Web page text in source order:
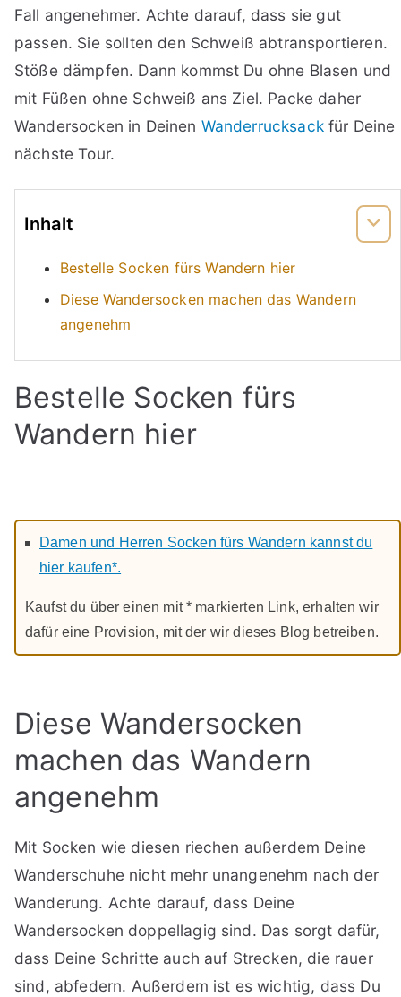
Fall angenehmer. Achte darauf, dass sie gut
passen. Sie sollten den Schweiß abtransportieren.
Stöße dämpfen. Dann kommst Du ohne Blasen und
mit Füßen ohne Schweiß ans Ziel. Packe daher
Wandersocken in Deinen Wanderrucksackfür Deine
nächste Tour.
Inhalt
Bestelle Socken fürs Wandern hier
Diese Wandersocken machen das Wandern
angenehm
Bestelle Socken fürs
Wandern hier
Damen und Herren Socken fürs Wandern kannst du
hier kaufen*.
Kaufst du über einen mit * markierten Link, erhalten wir
dafür eine Provision, mit der wir dieses Blog betreiben.
Diese Wandersocken
machen das Wandern
angenehm
Mit Socken wie diesen riechen außerdem Deine
Wanderschuhe nicht mehr unangenehm nach der
Wanderung. Achte darauf, dass Deine
Wandersocken doppellagig sind. Das sorgt dafür,
dass Deine Schritte auch auf Strecken, die rauer
sind, abfedern. Außerdem ist es wichtig, dass Du